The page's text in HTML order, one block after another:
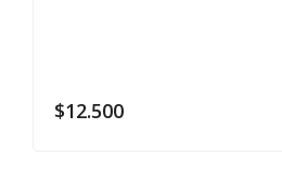
$12.500